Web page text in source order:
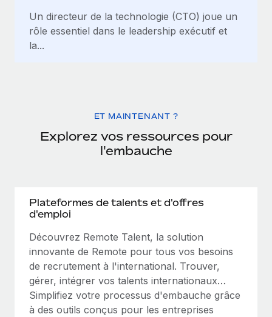
Un directeur de la technologie (CTO) joue un
rôle essentiel dans le leadership exécutif et
la...
ET MAINTENANT ?
Explorez vos ressources pour
l'embauche
Plateformes de talents et d'offres
d'emploi
Découvrez Remote Talent, la solution
innovante de Remote pour tous vos besoins
de recrutement à l'international. Trouver,
gérer, intégrer vos talents internationaux…
Simplifiez votre processus d'embauche grâce
à des outils conçus pour les entreprises